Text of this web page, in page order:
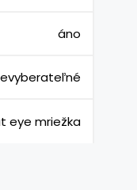
áno
eye mriežka